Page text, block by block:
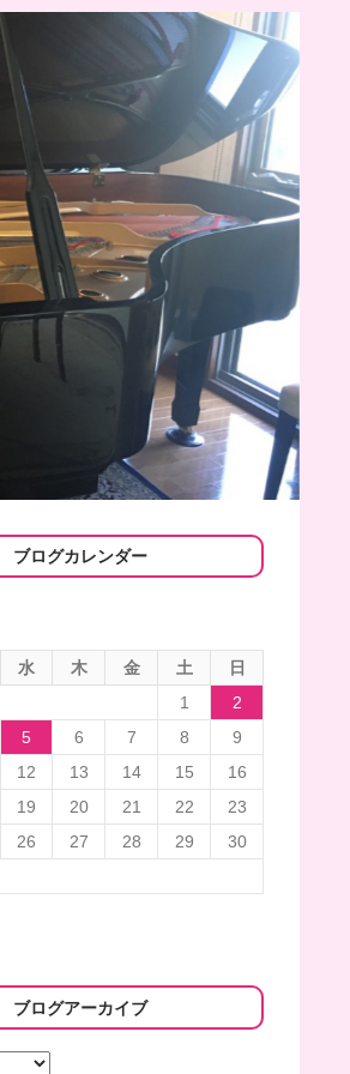
ブログカレンダー
水 木 金 土
日
1
2
5 6 7 8
9
12 13 14 15
16
19 20 21 22
23
26 27 28 29
30
ブログアーカイブ